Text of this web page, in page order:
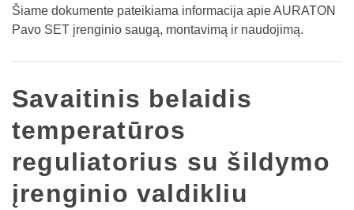
Šiame dokumente pateikiama informacija apie AURATON
Pavo SET įrenginio saugą, montavimą ir naudojimą.
Savaitinis belaidis
temperatūros
reguliatorius su šildymo
įrenginio valdikliu